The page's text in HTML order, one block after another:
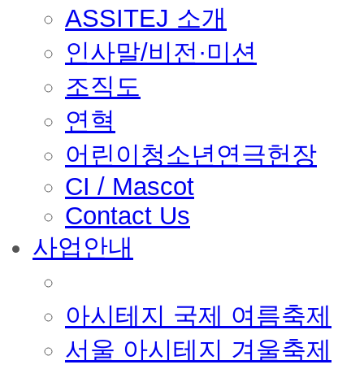
ASSITEJ 소개
인사말/비전·미션
조직도
연혁
어린이청소년연극헌장
CI / Mascot
Contact Us
사업안내
아시테지 국제 여름축제
서울 아시테지 겨울축제